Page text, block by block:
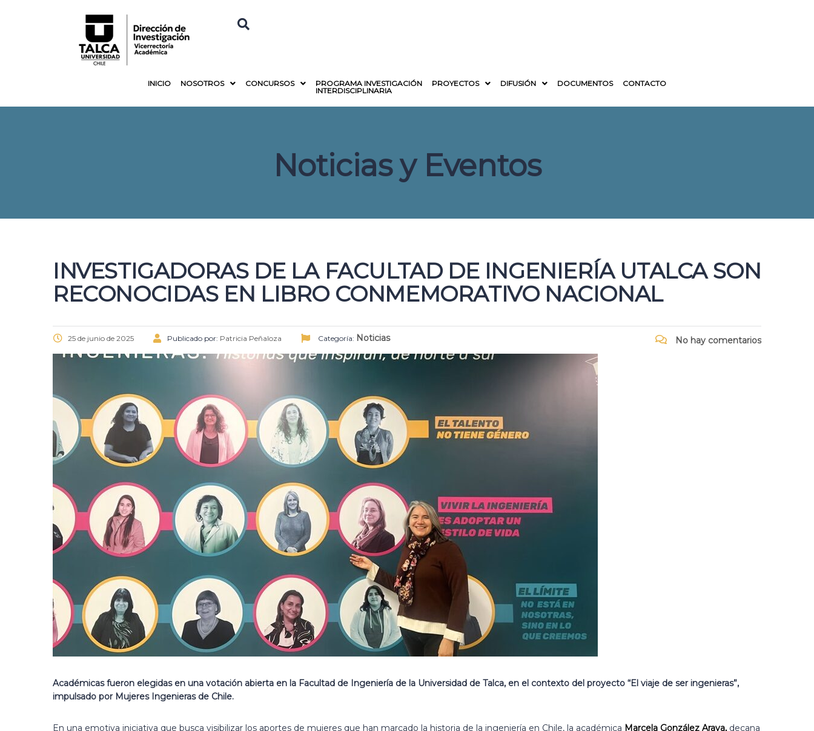
INICIO NOSOTROS CONCURSOS
PROGRAMA INVESTIGACIÓN
INTERDISCIPLINARIA
PROYECTOS DIFUSIÓN DOCUMENTOS CONTACTO
Noticias y Eventos
INVESTIGADORAS DE LA FACULTAD DE INGENIERÍA UTALCA SON
RECONOCIDAS EN LIBRO CONMEMORATIVO NACIONAL
25 de junio de 2025 Publicado por: Patricia Peñaloza Categoría: Noticias No hay comentarios
Académicas fueron elegidas en una votación abierta en la Facultad de Ingeniería de la Universidad de Talca, en el contexto del proyecto “El viaje de ser ingenieras”,
impulsado por Mujeres Ingenieras de Chile.
En una emotiva iniciativa que busca visibilizar los aportes de mujeres que han marcado la historia de la ingeniería en Chile, la académica Marcela González Araya, decana